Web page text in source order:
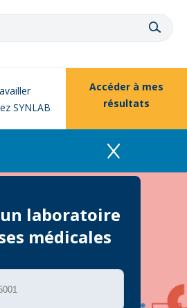
SYNLAB
Accéder à mes
résultats
laboratoire
médicales